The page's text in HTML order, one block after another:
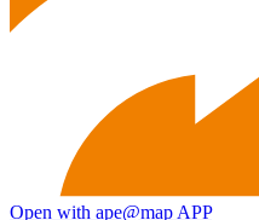
Open with ape@map APP